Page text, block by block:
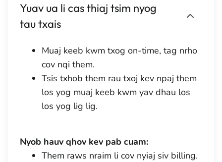
Yuav ua li cas thiaj tsim nyog
tau txais
Muaj keeb kwm txog on-time, tag nrho
cov nqi them.
Tsis txhob them rau txoj kev npaj them
los yog muaj keeb kwm yav dhau los
los yog lig lig.
Nyob hauv qhov kev pab cuam:
Them raws nraim li cov nyiaj siv billing.